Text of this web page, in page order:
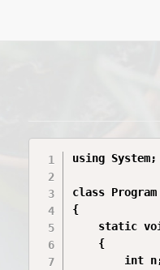
using System;
class Program
{
static
    {
int